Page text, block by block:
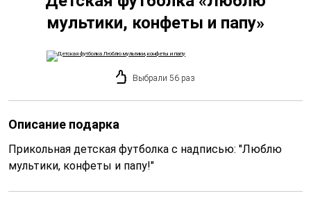
мультики, конфеты и папу»
Выбрали 56 раз
Описание подарка
Прикольная детская футболка с надписью: "Люблю
мультики, конфеты и папу!"